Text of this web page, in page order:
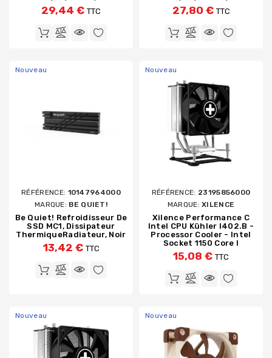
29,44 € TTC 27,80 € TTC
Nouveau
RÉFÉRENCE: 10147964000
MARQUE: BE QUIET!
Be Quiet! Refroidisseur De
SSD MC1, Dissipateur
ThermiqueRadiateur, Noir
13,42 € TTC
Nouveau
RÉFÉRENCE: 23195856000
MARQUE:XILENCE
Xilence Performance C
Intel CPU Kühler I402.B -
Processor Cooler - Intel
Socket 1150 Core I
15,08 € TTC
Nouveau Nouveau